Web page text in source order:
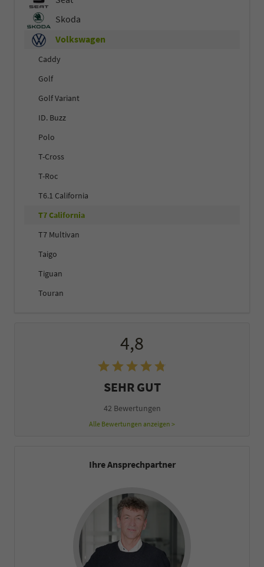
Skoda
Volkswagen
Caddy
Golf
Golf Variant
ID. Buzz
Polo
T-Cross
T-Roc
T6.1 California
T7 California
T7 Multivan
Taigo
Tiguan
Touran
4,8
SEHR GUT
42 Bewertungen
Alle Bewertungen anzeigen >
Ihre Ansprechpartner